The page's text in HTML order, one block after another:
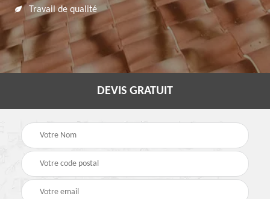
Travail de qualité
DEVIS GRATUIT